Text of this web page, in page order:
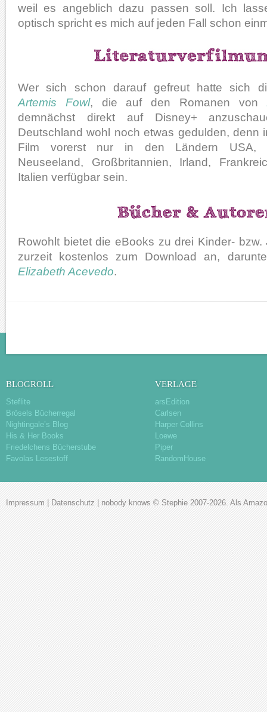
weil es angeblich dazu passen soll. Ich
optisch spricht es mich auf jeden Fall schon
Wer sich schon darauf gefreut hatte sich
Artemis Fowl, die auf den Romanen von
demnächst direkt auf Disney+
Deutschland wohl noch etwas gedulden, denn
Film vorerst nur in den Ländern USA,
Neuseeland, Großbritannien, Irland,
Italien verfügbar sein.
Rowohlt bietet die eBooks zu drei Kinder-
zurzeit kostenlos zum Download an,
Elizabeth Acevedo.
BLOGROLL
Steflite
Brösels Bücherregal
Nightingale’s Blog
His & Her Books
Friedelchens Bücherstube
Favolas Lesestoff
VERLAGE
arsEdition
Carlsen
Harper Collins
Loewe
Piper
RandomHouse
Impressum Datenschutz nobody knows © Stephie 2007-2026. Als